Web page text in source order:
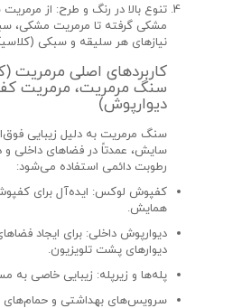
تنوع بالا در رنگ و طرح: از
مشکی گرفته تا مرمریت مشکی،
نیازهای هر سلیقه و سبکی
کاربردهای اصلی مرمریت
سنگ مرمریت، مرمریت
دیوارپوش)
سنگ مرمریت به دلیل زیبایی
سایش، عمدتاً در فضاهای داخلی و
رطوبت دائمی استفاده می‌شود:
کفپوش لوکس: ایده‌آل برای
همایش.
دیوارپوش داخلی:
دیوارهای پشت تلویزیون.
پله‌ها و زیرپله: زیبایی خاصی به
سرویس‌های بهداشتی و حمام‌های